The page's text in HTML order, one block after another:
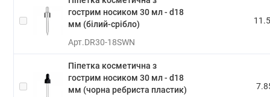
гострим носиком 30 мл - d18
мм (білий-срібло)
Арт.DR30-18SWN
Піпетка косметична з
гострим носиком 30 мл - d18
мм (чорна ребриста пластик)